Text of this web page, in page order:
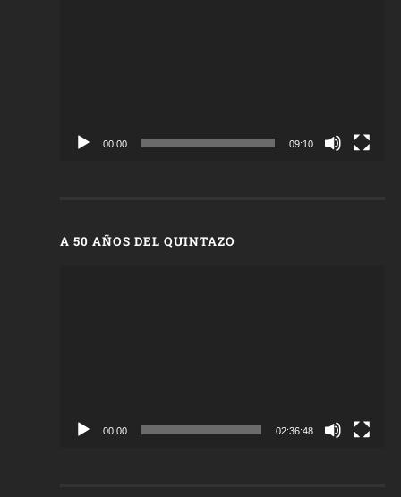
00:00 09:10
A 50 AÑOS DEL QUINTAZO
00:00 02:36:48